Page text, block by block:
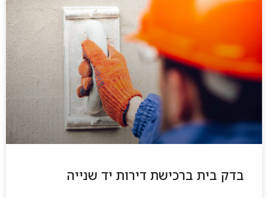
בדק בית ברכישת דירות יד שנייה